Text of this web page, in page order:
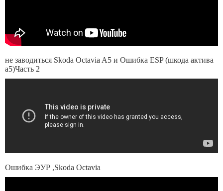
не заводиться Skoda Octavia A5 и Ошибка ESP (шкода актива
а5)Часть 2
Ошибка ЭУР ,Skoda Octavia